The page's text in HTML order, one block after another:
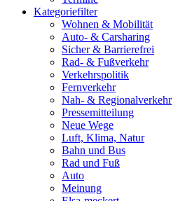
Kategoriefilter
Wohnen & Mobilität
Auto- & Carsharing
Sicher & Barrierefrei
Rad- & Fußverkehr
Verkehrspolitik
Fernverkehr
Nah- & Regionalverkehr
Pressemitteilung
Neue Wege
Luft, Klima, Natur
Bahn und Bus
Rad und Fuß
Auto
Meinung